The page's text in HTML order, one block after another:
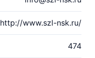
http://www.szl-nsk.ru/
474